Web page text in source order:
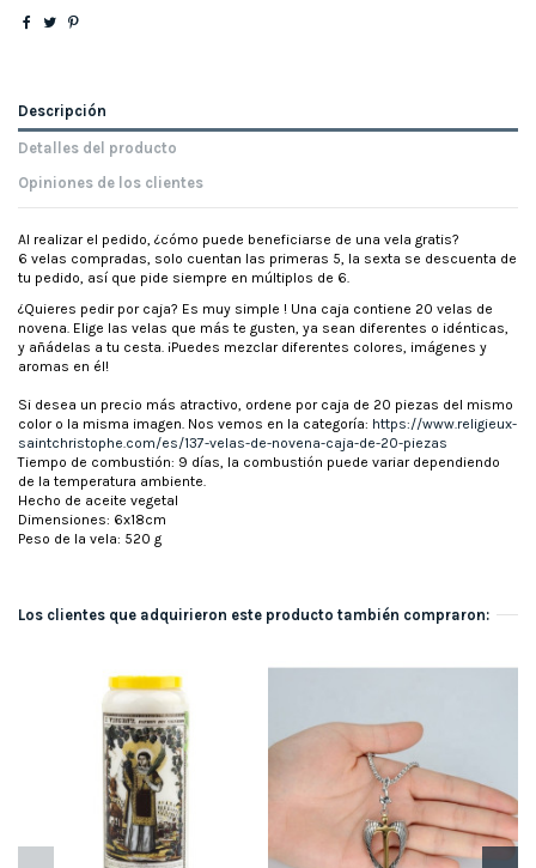
Descripción
Detalles del producto
Opiniones de los clientes
Al realizar el pedido, ¿cómo puede beneficiarse de una vela gratis?
6 velas compradas, solo cuentan las primeras 5, la sexta se descuenta de
tu pedido, así que pide siempre en múltiplos de 6.
¿Quieres pedir por caja? Es muy simple ! Una caja contiene 20 velas de
novena. Elige las velas que más te gusten, ya sean diferentes o idénticas,
y añádelas a tu cesta. ¡Puedes mezclar diferentes colores, imágenes y
aromas en él!
Si desea un precio más atractivo, ordene por caja de 20 piezas del mismo
color o la misma imagen. Nos vemos en la categoría: https://www.religieux-
saintchristophe.com/es/137-velas-de-novena-caja-de-20-piezas
Tiempo de combustión: 9 días, la combustión puede variar dependiendo
de la temperatura ambiente.
Hecho de aceite vegetal
Dimensiones: 6x18cm
Peso de la vela: 520 g
Los clientes que adquirieron este producto también compraron: